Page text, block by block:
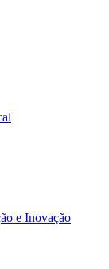
e Inovação